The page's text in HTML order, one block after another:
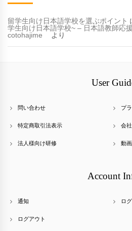
留学生向け日本語学校を選ぶポイント
学生向け日本語学校~ – 日本語教師応
cotohajime
より
User
問い合わせ プ
特定商取引法表示 会
法人様向け研修 動
Account
通知 ロ
ログアウト